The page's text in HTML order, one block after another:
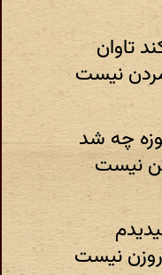
تاوان
نیست
چه شد
نیست
نیست